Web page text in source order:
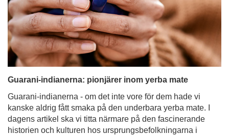
Guarani-indianerna: pionjärer inom yerba mate
Guarani-indianerna - om det inte vore för dem hade vi
kanske aldrig fått smaka på den underbara yerba mate. I
dagens artikel ska vi titta närmare på den fascinerande
historien och kulturen hos ursprungsbefolkningarna i